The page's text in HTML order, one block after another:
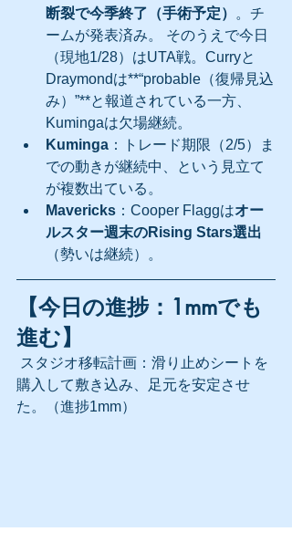
断裂で今季終了（手術予定）
。チ
ームが発表済み。 そのうえで今日
（現地1/28）はUTA戦。Curryと
Draymondは**“probable（復帰見込
み）”**と報道されている一方、
Kumingaは欠場継続。
Kuminga ：トレード期限（2/5）ま
での動きが継続中、という見立て
が複数出ている。
Mavericks ：Cooper Flaggはオー
ルスター週末のRising Stars選出
（勢いは継続）。
【今日の進捗：1mmでも
進む】
購入して敷き込み、足元を安定させ
た。（進捗1mm）